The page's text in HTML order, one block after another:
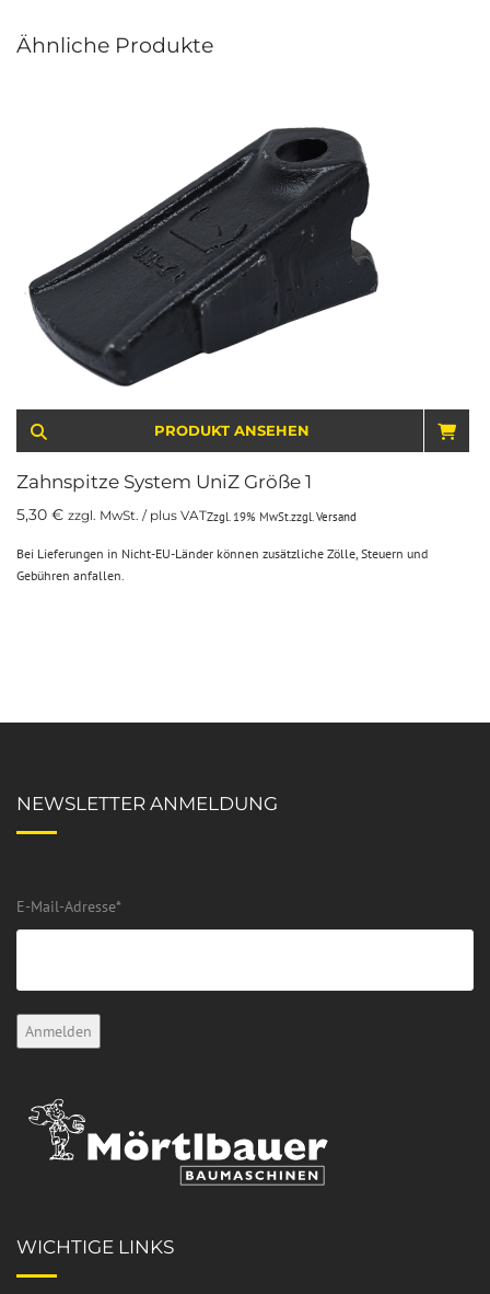
Ähnliche Produkte
PRODUKT ANSEHEN
Zahnspitze System UniZ Größe 1
5,30 € zzgl. MwSt. / plus VATZzgl. 19% MwSt.zzgl.Versand
Bei Lieferungen in Nicht-EU-Länder können zusätzliche Zölle, Steuern und
Gebühren anfallen.
NEWSLETTER ANMELDUNG
E-Mail-Adresse*
WICHTIGE LINKS